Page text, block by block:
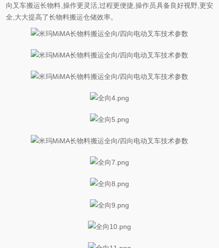
向叉车搬运长物料,操作更灵活,过程更便捷,操作员具备良好视野,更安
全,大大提高了长物料搬运仓储效率。